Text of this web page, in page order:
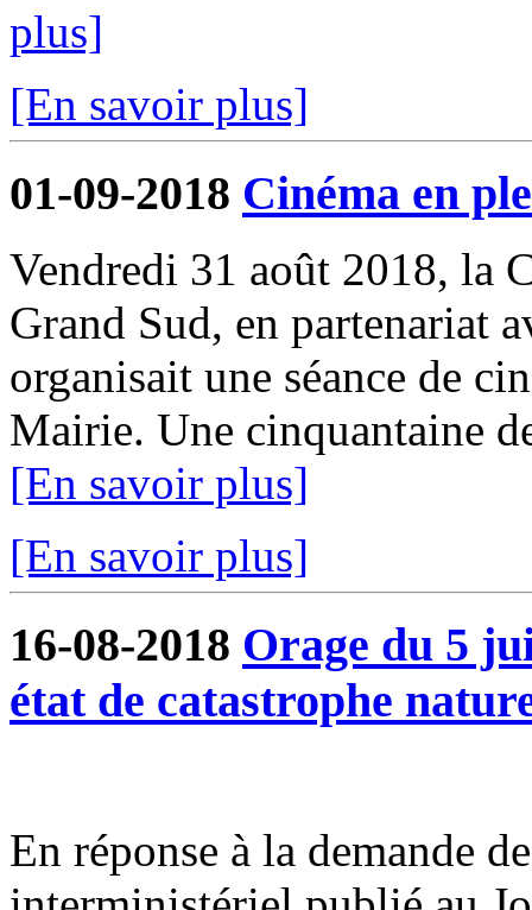
plus]
[En savoir plus]
01-09-2018 Cinéma en
Vendredi 31 août 2018, la
Grand Sud, en partenariat
organisait une séance de
Mairie. Une cinquantaine
[En savoir plus]
[En savoir plus]
16-08-2018 Orage du 5
état de catastrophe
En réponse à la demande